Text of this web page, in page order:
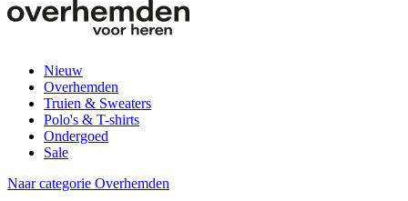
Nieuw
Overhemden
Truien & Sweaters
Polo's & T-shirts
Ondergoed
Sale
Naar categorie Overhemden